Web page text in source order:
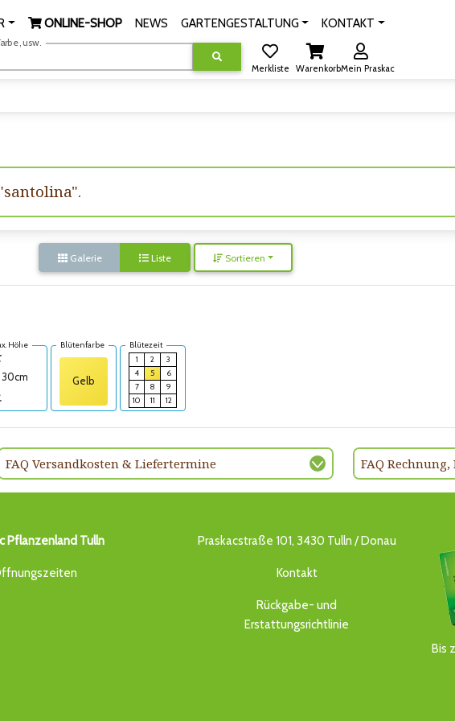
ONLINE-SHOP NEWS GARTENGESTALTUNG KONTAKT
usw.
Merkliste WarenkorbMein Praskac
Galerie Liste Sortieren
Höhe
30cm
Blütenfarbe
Gelb
Blütezeit
1
2
3
4
5
6
7
8
9
10
11 12
FAQ Versandkosten & Liefertermine FAQ
Pflanzenland Tulln Praskacstraße 101, 3430 Tulln / Donau
Kontakt
Rückgabe- und
Erstattungsrichtlinie
Bis